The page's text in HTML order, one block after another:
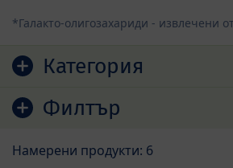
Преминете към списъка с продукти
Категория
Филтър
*Галакто-олигозахариди - извлечени
Намерени продукти: 6